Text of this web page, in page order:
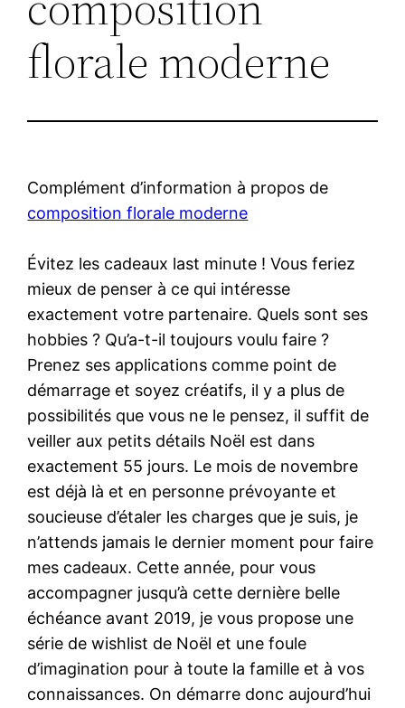
florale moderne
Complément d’information à propos de
composition florale moderne
Évitez les cadeaux last minute ! Vous feriez
mieux de penser à ce qui intéresse
exactement votre partenaire. Quels sont ses
hobbies ? Qu’a-t-il toujours voulu faire ?
Prenez ses applications comme point de
démarrage et soyez créatifs, il y a plus de
possibilités que vous ne le pensez, il suffit de
veiller aux petits détails Noël est dans
exactement 55 jours. Le mois de novembre
est déjà là et en personne prévoyante et
soucieuse d’étaler les charges que je suis, je
n’attends jamais le dernier moment pour faire
mes cadeaux. Cette année, pour vous
accompagner jusqu’à cette dernière belle
échéance avant 2019, je vous propose une
série de wishlist de Noël et une foule
d’imagination pour à toute la famille et à vos
connaissances. On démarre donc aujourd’hui